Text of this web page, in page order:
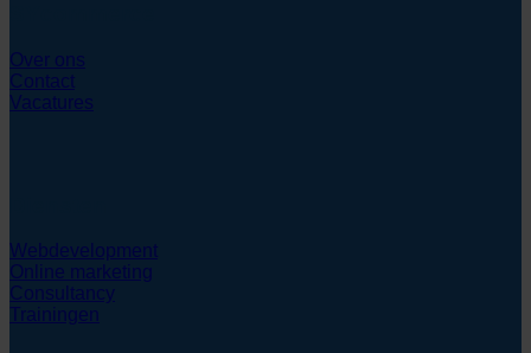
Over ons
Contact
Vacatures
Webdevelopment
Online marketing
Consultancy
Trainingen